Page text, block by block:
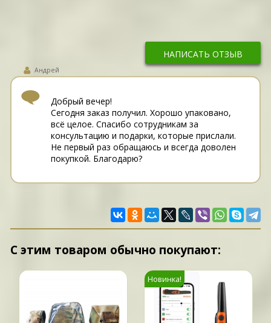
НАПИСАТЬ ОТЗЫВ
Андрей
Добрый вечер!
Сегодня заказ получил. Хорошо упаковано,
всë целое. Спасибо сотрудникам за
консультацию и подарки, которые прислали.
Не первый раз обращаюсь и всегда доволен
покупкой. Благодарю?
С этим товаром обычно покупают:
Новинка!